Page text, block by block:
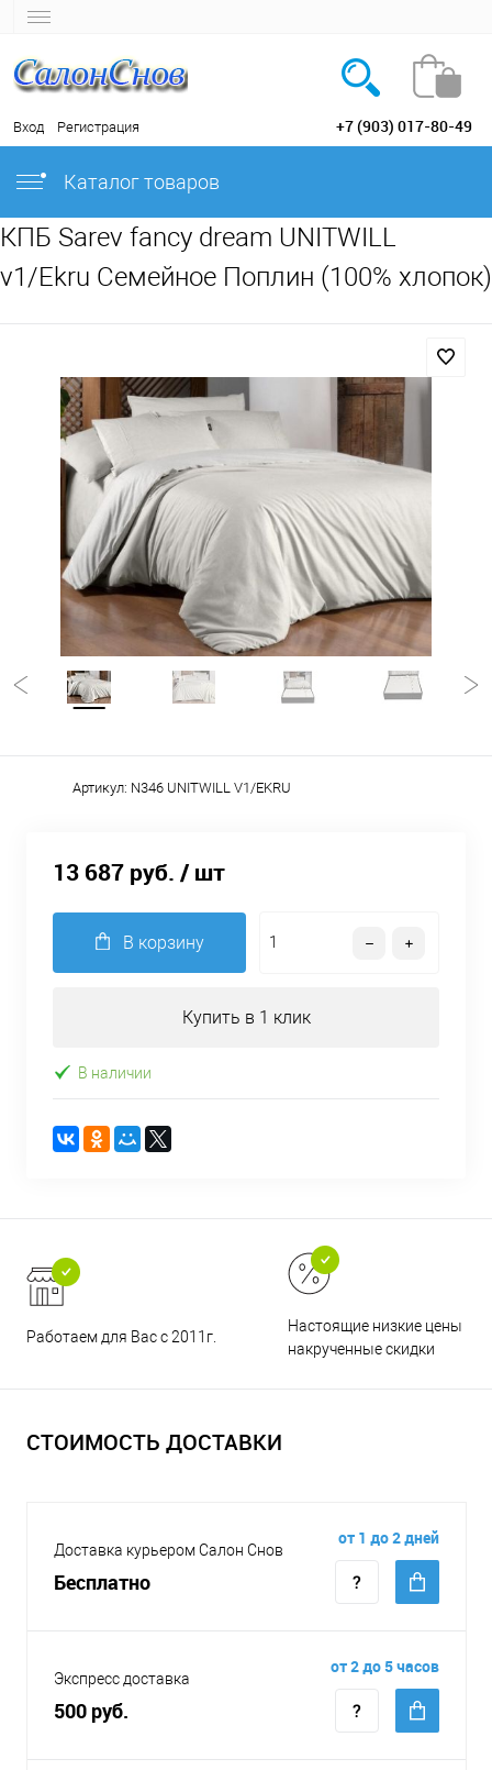
Вход Регистрация +7 (903) 017-80-49
Каталог товаров
КПБ Sarev fancy dream UNITWILL
v1/Ekru Семейное Поплин (100% хлопок)
Артикул: N346 UNITWILL V1/EKRU
13 687 руб. / шт
В корзину
Купить в 1 клик
В наличии
Работаем для Вас с 2011г.
Настоящие низкие цены и
накрученные скидки
СТОИМОСТЬ ДОСТАВКИ
Доставка курьером Салон Снов
Бесплатно
от 1 до 2 дней
Экспресс доставка
500 руб.
от 2 до 5 часов